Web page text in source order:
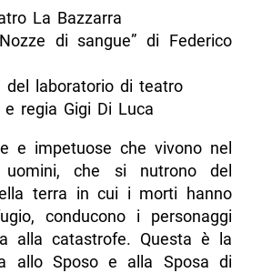
La Bazzarra
di sangue” di Federico
del laboratorio di teatro
regia Gigi Di Luca
e impetuose che vivono nel
che si nutrono del
terra in cui i morti hanno
conducono i personaggi
alla catastrofe. Questa è la
allo Sposo e alla Sposa di